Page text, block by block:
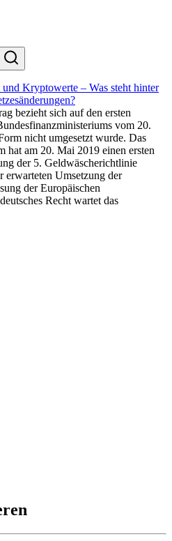
Kryptowerte – Was steht hinter
bezieht sich auf den ersten
vom 20.
nicht umgesetzt wurde. Das
hat am 20. Mai 2019 einen ersten
der 5. Geldwäscherichtlinie
erwarteten Umsetzung der
der Europäischen
Recht wartet das